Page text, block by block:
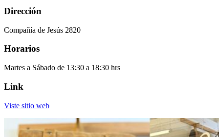
Dirección
Compañía de Jesús 2820
Horarios
Martes a Sábado de 13:30 a 18:30 hrs
Link
Viste sitio web